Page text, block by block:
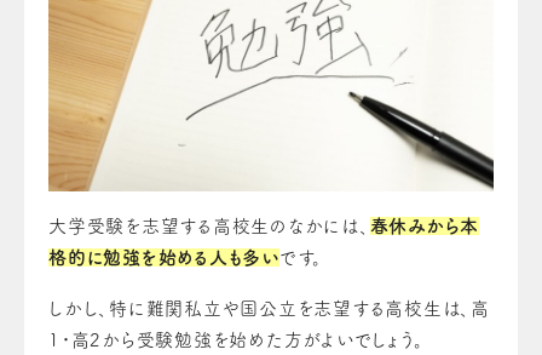
大学受験を志望する高校生のなかには、 春休みから本
格的に勉強を始める人も多いです。
しかし、特に難関私立や国公立を志望する高校生は、高
1・高2から受験勉強を始めた方がよいでしょう。